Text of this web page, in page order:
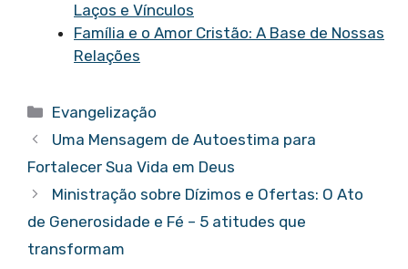
Laços e Vínculos
Família e o Amor Cristão: A Base de Nossas
Relações
Categorias
Evangelização
Uma Mensagem de Autoestima para
Fortalecer Sua Vida em Deus
Ministração sobre Dízimos e Ofertas: O Ato
de Generosidade e Fé – 5 atitudes que
transformam